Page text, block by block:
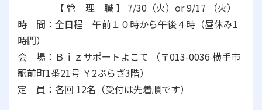
【 管 理 職 】 7/30（火）or 9/17 （火）
時 間：全日程 午前１０時から午後４時（昼休み1
時間）
会 場：Ｂｉｚサポートよこて （〒013-0036 横手市
駅前町1番21号 Ｙ2ぷらざ3階）
定 員：各回 12名（受付は先着順です）